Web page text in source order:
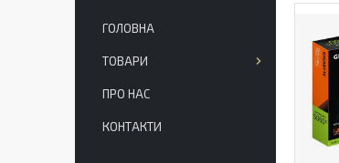
ГОЛОВНА
ТОВАРИ
ПРО НАС
КОНТАКТИ